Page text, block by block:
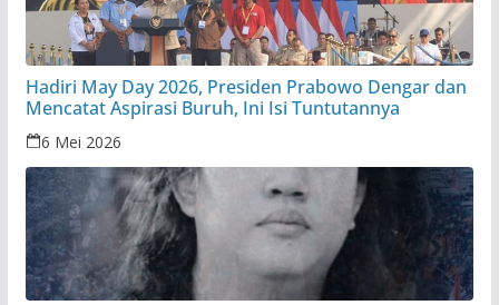
Hadiri May Day 2026, Presiden Prabowo Dengar dan
Mencatat Aspirasi Buruh, Ini Isi Tuntutannya
6 Mei 2026